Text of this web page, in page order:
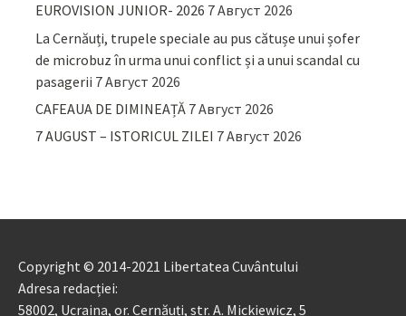
EUROVISION JUNIOR- 2026 7 Август 2026
La Cernăuți, trupele speciale au pus cătușe unui șofer
de microbuz în urma unui conflict și a unui scandal cu
pasagerii 7 Август 2026
CAFEAUA DE DIMINEAȚĂ 7 Август 2026
7 AUGUST – ISTORICUL ZILEI 7 Август 2026
Copyright © 2014-2021 Libertatea Cuvântului
Adresa redacției:
58002, Ucraina, or. Cernăuți, str. A. Mickiewicz, 5